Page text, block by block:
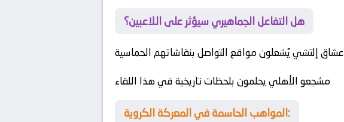
هل التفاعل الجماهيري سيؤثر على اللاعبين؟
عشاق إلتشي يُشعلون مواقع التواصل بنقاشاتهم الحماسية
مشجعو الأهلي يحلمون بلحظات تاريخية في هذا اللقاء
المواهب الحاسمة في المعركة الكروية: